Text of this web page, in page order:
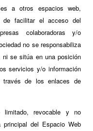
a otros espacios web,
de facilitar el acceso del
colaboradoras y/o
no se responsabiliza
ni se sitúa en una posición
servicios y/o información
de los enlaces de
limitado, revocable y no
del Espacio Web